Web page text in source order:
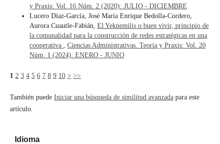
y Praxis: Vol. 16 Núm. 2 (2020): JULIO - DICIEMBRE
Lucero Díaz-García, José María Enrique Bedolla-Cordero,
Aurora Cuautle-Fabián, El Yeknemilis o buen vivir, principio de
la comunalidad para la construcción de redes estratégicas en una
cooperativa
Ciencias Administrativas. Teoría y Praxis: Vol. 20
Núm. 1 (2024): ENERO - JUNIO
1 2 3 4 5 6 7 8 9 10 > >>
También puede Iniciar una búsqueda de similitud avanzadapara este
artículo.
Idioma